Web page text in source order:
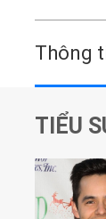
Thông
TIỂU